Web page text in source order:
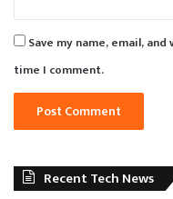
Save my name, email,
time I comment.
Recent Tech News